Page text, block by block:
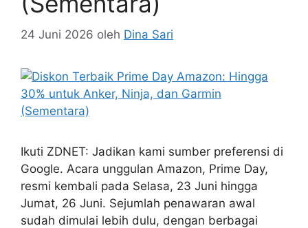
24 Juni 2026 oleh Dina Sari
Ikuti ZDNET: Jadikan kami sumber preferensi di
Google. Acara unggulan Amazon, Prime Day,
resmi kembali pada Selasa, 23 Juni hingga
Jumat, 26 Juni. Sejumlah penawaran awal
sudah dimulai lebih dulu, dengan berbagai